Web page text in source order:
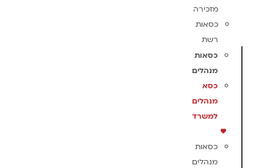
מזכירה
כסאות
רשת
כסאות
מנהלים
כסא
מנהלים
למשרד
כסאות
מנהלים